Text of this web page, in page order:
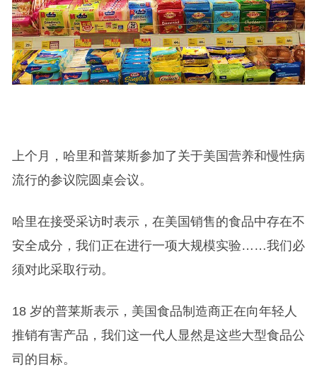
上个月，哈里和普莱斯参加了关于美国营养和慢性病
流行的参议院圆桌会议。
哈里在接受采访时表示，在美国销售的食品中存在不
安全成分，我们正在进行一项大规模实验……我们必
须对此采取行动。
18 岁的普莱斯表示，美国食品制造商正在向年轻人
推销有害产品，我们这一代人显然是这些大型食品公
司的目标。